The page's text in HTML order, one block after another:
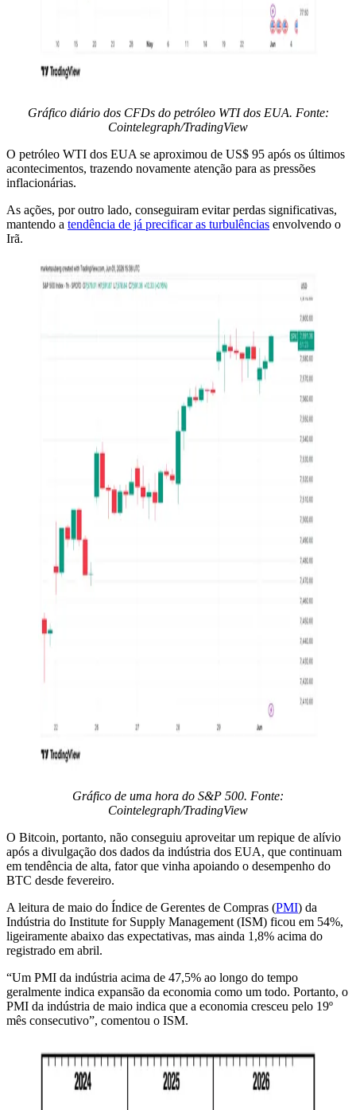
Gráfico diário dos CFDs do petróleo WTI dos EUA. Fonte:
Cointelegraph/TradingView
O petróleo WTI dos EUA se aproximou de US$ 95 após os últimos
acontecimentos, trazendo novamente atenção para as pressões
inflacionárias.
As ações, por outro lado, conseguiram evitar perdas significativas,
mantendo a tendência de já precificar as turbulências envolvendo o
Irã.
Gráfico de uma hora do S&P 500. Fonte:
Cointelegraph/TradingView
O Bitcoin, portanto, não conseguiu aproveitar um repique de alívio
após a divulgação dos dados da indústria dos EUA, que continuam
em tendência de alta, fator que vinha apoiando o desempenho do
BTC desde fevereiro.
A leitura de maio do Índice de Gerentes de Compras (PMI) da
Indústria do Institute for Supply Management (ISM) ficou em 54%,
ligeiramente abaixo das expectativas, mas ainda 1,8% acima do
registrado em abril.
“Um PMI da indústria acima de 47,5% ao longo do tempo
geralmente indica expansão da economia como um todo. Portanto, o
PMI da indústria de maio indica que a economia cresceu pelo 19º
mês consecutivo”, comentou o ISM.